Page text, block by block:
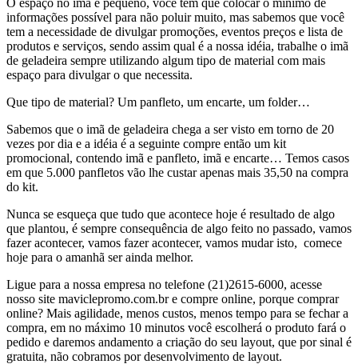
informações possível para não poluir muito, mas sabemos que você
tem a necessidade de divulgar promoções, eventos preços e lista de
produtos e serviços, sendo assim qual é a nossa idéia, trabalhe o imã
de geladeira sempre utilizando algum tipo de material com mais
espaço para divulgar o que necessita.
Que tipo de material? Um panfleto, um encarte, um folder…
Sabemos que o imã de geladeira chega a ser visto em torno de 20
vezes por dia e a idéia é a seguinte compre então um kit
promocional, contendo imã e panfleto, imã e encarte… Temos casos
em que 5.000 panfletos vão lhe custar apenas mais 35,50 na compra
do kit.
Nunca se esqueça que tudo que acontece hoje é resultado de algo
que plantou, é sempre consequência de algo feito no passado, vamos
fazer acontecer, vamos fazer acontecer, vamos mudar isto, comece
hoje para o amanhã ser ainda melhor.
Ligue para a nossa empresa no telefone (21)2615-6000, acesse
nosso site maviclepromo.com.bre compre online, porque comprar
online? Mais agilidade, menos custos, menos tempo para se fechar a
compra, em no máximo 10 minutos você escolherá o produto fará o
pedido e daremos andamento a criação do seu layout, que por sinal é
gratuita, não cobramos por desenvolvimento de layout.